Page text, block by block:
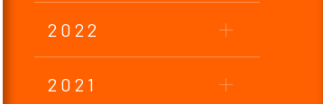
2022
2021